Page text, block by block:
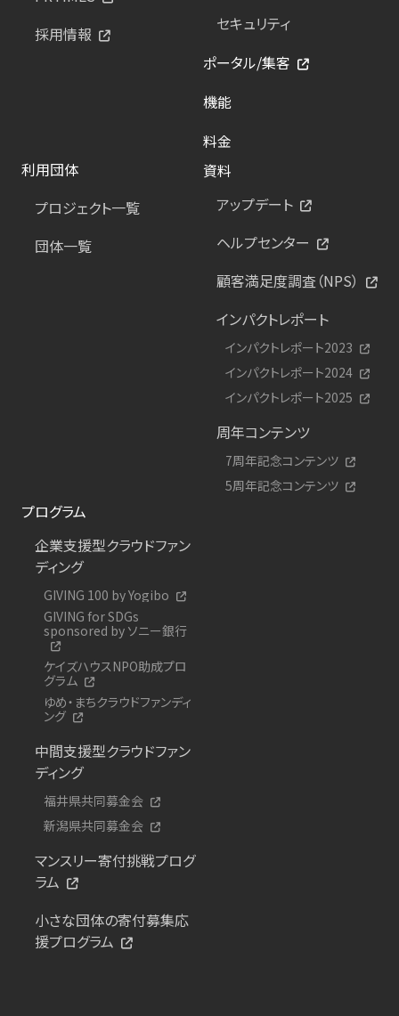
採用情報
セキュリティ
ポータル/集客
機能
料金
利用団体
プロジェクト一覧
団体一覧
資料
アップデート
ヘルプセンター
顧客満足度調査（NPS）
インパクトレポート
インパクトレポート2023
インパクトレポート2024
インパクトレポート2025
周年コンテンツ
7周年記念コンテンツ
5周年記念コンテンツ
プログラム
企業支援型クラウドファン
ディング
GIVING 100 by Yogibo
GIVING for SDGs
sponsored by ソニー銀行
ケイズハウスNPO助成プロ
グラム
ゆめ・まちクラウドファンディ
ング
中間支援型クラウドファン
ディング
福井県共同募金会
新潟県共同募金会
マンスリー寄付挑戦プログ
ラム
小さな団体の寄付募集応
援プログラム